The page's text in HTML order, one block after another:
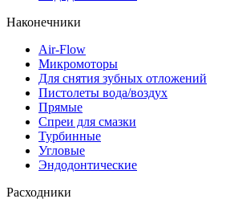
Наконечники
Air-Flow
Микромоторы
Для снятия зубных отложений
Пистолеты вода/воздух
Прямые
Спреи для смазки
Турбинные
Угловые
Эндодонтические
Расходники